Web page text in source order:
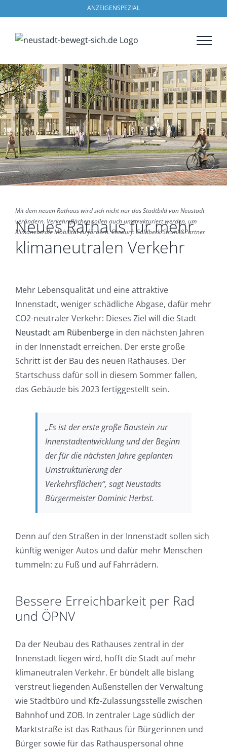
Inhalt
springen
ANZEIGENSPEZIAL
Neues Rathaus für mehr
klimaneutralen Verkehr
Mit dem neuen Rathaus wird sich nicht nur das Stadtbild von Neustadt
verändern. Verkehrsflächen sollen auch umstrukturiert werden, um
klimaneutrale Mobilität zu fördern. Entwurf: Goldbeck/Struhk&Partner
Mehr Lebensqualität und eine attraktive
Innenstadt, weniger schädliche Abgase, dafür mehr
CO2-neutraler Verkehr: Dieses Ziel will die Stadt
Neustadt am Rübenberge in den nächsten Jahren
in der Innenstadt erreichen. Der erste große
Schritt ist der Bau des neuen Rathauses. Der
Startschuss dafür soll in diesem Sommer fallen,
das Gebäude bis 2023 fertiggestellt sein.
„Es ist der erste große Baustein zur
Innenstadtentwicklung und der Beginn
der für die nächsten Jahre geplanten
Umstrukturierung der
Verkehrsflächen“, sagt Neustadts
Bürgermeister Dominic Herbst.
Denn auf den Straßen in der Innenstadt sollen sich
künftig weniger Autos und dafür mehr Menschen
tummeln: zu Fuß und auf Fahrrädern.
Bessere Erreichbarkeit per Rad
und ÖPNV
Da der Neubau des Rathauses zentral in der
Innenstadt liegen wird, hofft die Stadt auf mehr
klimaneutralen Verkehr. Er bündelt alle bislang
verstreut liegenden Außenstellen der Verwaltung
wie Stadtbüro und Kfz-Zulassungsstelle zwischen
Bahnhof und ZOB. In zentraler Lage südlich der
Marktstraße ist das Rathaus für Bürgerinnen und
Bürger sowie für das Rathauspersonal ohne